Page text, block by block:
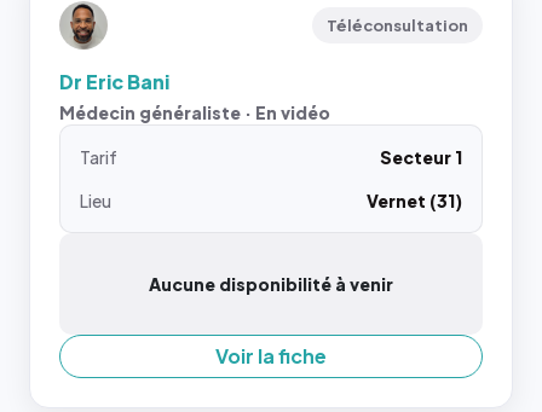
Téléconsultation
Dr Eric Bani
Médecin généraliste · En vidéo
Tarif
Secteur 1
Lieu
Vernet (31)
Aucune disponibilité à venir
Voir la fiche